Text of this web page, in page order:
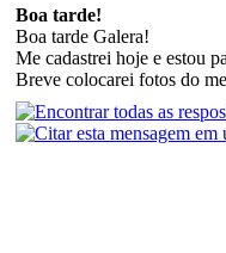
Boa tarde!
Boa tarde Galera!
Me cadastrei hoje e estou
Breve colocarei fotos do